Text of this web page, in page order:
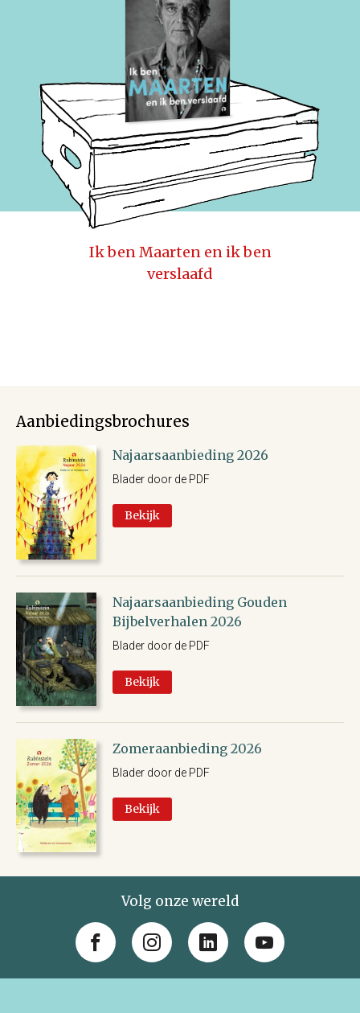
Ik ben Maarten en ik ben
verslaafd
Aanbiedingsbrochures
Najaarsaanbieding 2026
Blader door de PDF
Bekijk
Najaarsaanbieding Gouden
Bijbelverhalen 2026
Blader door de PDF
Bekijk
Zomeraanbieding 2026
Blader door de PDF
Bekijk
Volg onze wereld